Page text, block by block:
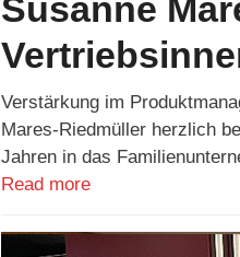
Susanne
Verstärkung im
Mares-Riedmüller herzlich
Jahren in das
Read more